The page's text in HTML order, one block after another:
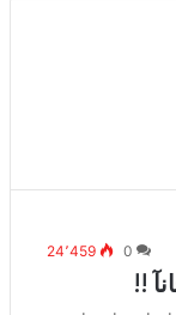
0 24٬459
!!